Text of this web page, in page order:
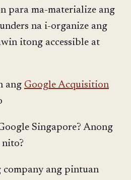
para ma-materialize ang
na i-organize ang
itong accessible at
ang Google Acquisition
Singapore? Anong
nito?
ang pintuan